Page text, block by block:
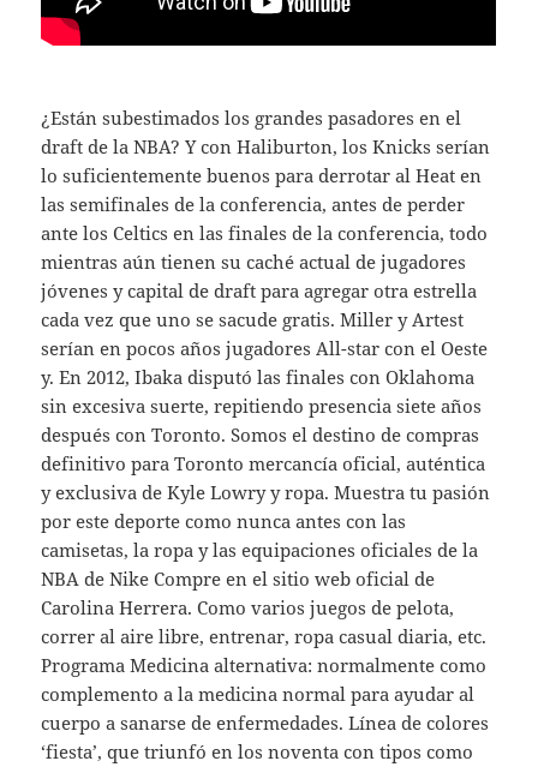
¿Están subestimados los grandes pasadores en el
draft de la NBA? Y con Haliburton, los Knicks serían
lo suficientemente buenos para derrotar al Heat en
las semifinales de la conferencia, antes de perder
ante los Celtics en las finales de la conferencia, todo
mientras aún tienen su caché actual de jugadores
jóvenes y capital de draft para agregar otra estrella
cada vez que uno se sacude gratis. Miller y Artest
serían en pocos años jugadores All-star con el Oeste
y. En 2012, Ibaka disputó las finales con Oklahoma
sin excesiva suerte, repitiendo presencia siete años
después con Toronto. Somos el destino de compras
definitivo para Toronto mercancía oficial, auténtica
y exclusiva de Kyle Lowry y ropa. Muestra tu pasión
por este deporte como nunca antes con las
camisetas, la ropa y las equipaciones oficiales de la
NBA de Nike Compre en el sitio web oficial de
Carolina Herrera. Como varios juegos de pelota,
correr al aire libre, entrenar, ropa casual diaria, etc.
Programa Medicina alternativa: normalmente como
complemento a la medicina normal para ayudar al
cuerpo a sanarse de enfermedades. Línea de colores
‘fiesta’, que triunfó en los noventa con tipos como